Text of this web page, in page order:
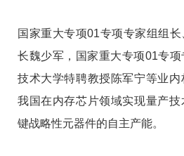
国家重大专项01专项专家组组
长魏少军，国家重大专项01专
技术大学特聘教授陈军宁等业
我国在内存芯片领域实现量产
键战略性元器件的自主产能。